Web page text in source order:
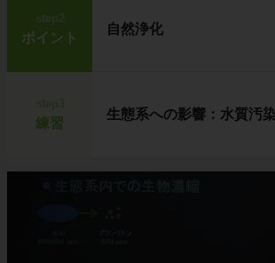
step2
ポイント
自然浄化
練習
生態系への影響：水質汚染